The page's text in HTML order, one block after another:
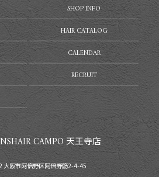
SHOP INFO
HAIR CATALOG
CALENDAR
RECRUIT
CAMPO 天王寺店
大阪市阿倍野区阿倍野筋2-4-45